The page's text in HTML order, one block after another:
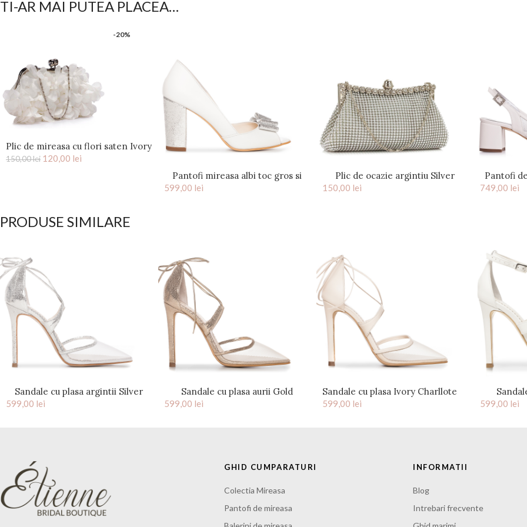
TI-AR MAI PUTEA PLACEA…
-20%
Plic de mireasa cu flori saten Ivory
Kiss
150,00lei 120,00 lei
Pantofi mireasa albi toc gros si
funda argintie Peep Toe
599,00 lei
Plic de ocazie argintiu Silver
150,00 lei
Pantofi
toc
749,00 lei
PRODUSE SIMILARE
Sandale cu plasa argintii Silver
599,00 lei
Sandale cu plasa aurii Gold
599,00 lei
Sandale cu plasa Ivory Charllote
599,00 lei 599,00 lei
GHID CUMPARATURI
Colectia Mireasa
Pantofi de mireasa
INFORMATII
Blog
Intrebari frecvente